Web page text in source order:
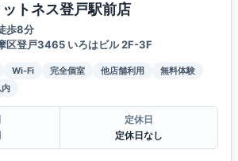
トネス登戸駅前店
歩8分
区登戸3465 いろはビル 2F-3F
Wi-Fi 完全個室 他店舗利用
無料体験
定休日
定休日なし